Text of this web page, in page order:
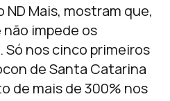
Mais, mostram que,
impede os
nos cinco primeiros
de Santa Catarina
de mais de 300% nos